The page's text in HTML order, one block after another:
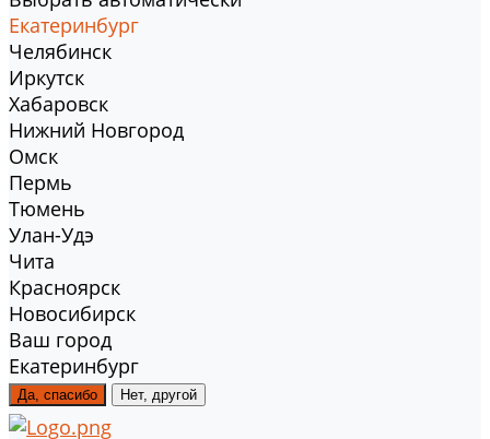
Екатеринбург
Челябинск
Иркутск
Хабаровск
Нижний Новгород
Омск
Пермь
Тюмень
Улан-Удэ
Чита
Красноярск
Новосибирск
Ваш город
Екатеринбург
Да, спасибо Нет, другой